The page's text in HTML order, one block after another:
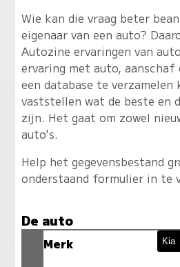
Wie kan die vraag beter
eigenaar van een auto?
Autozine ervaringen van
ervaring met auto, aanschaf
een database te verzamelen
vaststellen wat de beste en
zijn. Het gaat om zowel
auto's.
Help het gegevensbestand
onderstaand formulier in te
De auto
Merk